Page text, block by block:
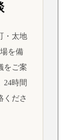
・太地
を備
をご案
24時間
くださ